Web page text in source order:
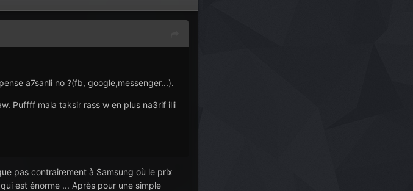
a7sanli no ?(fb, google,messenger...).
Puffff mala taksir rass w en plus na3rif illi
pas contrairement à Samsung où le prix
est énorme ... Après pour une simple